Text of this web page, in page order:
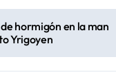
hormigón en la man
Yrigoyen